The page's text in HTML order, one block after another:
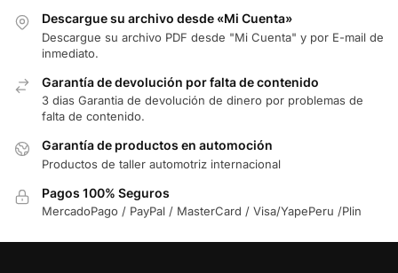
Descargue su archivo desde «Mi Cuenta»
Descargue su archivo PDF desde "Mi Cuenta" y por E-mail de
inmediato.
Garantía de devolución por falta de contenido
3 dias Garantia de devolución de dinero por problemas de
falta de contenido.
Garantía de productos en automoción
Productos de taller automotriz internacional
Pagos 100% Seguros
MercadoPago / PayPal / MasterCard / Visa/YapePeru /Plin